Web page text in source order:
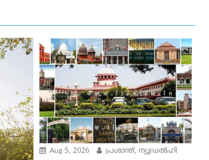
Aug 5, 2026
പ്രശാന്ത്, ന്യൂഡല്‍ഹി